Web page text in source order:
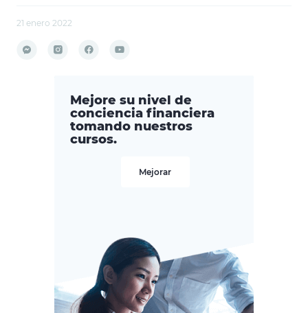
21 enero 2022
Mejore su nivel de
conciencia financiera
tomando nuestros
cursos.
Mejorar